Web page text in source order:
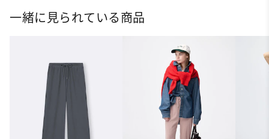
一緒に見られている商品